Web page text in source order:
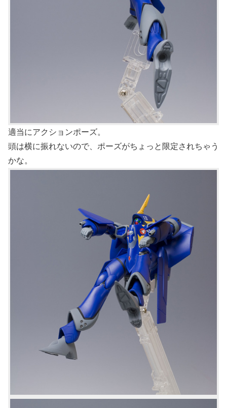
適当にアクションポーズ。
頭は横に振れないので、ポーズがちょっと限定されちゃう
かな。